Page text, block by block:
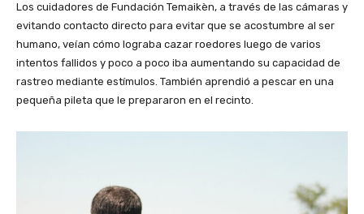
Los cuidadores de Fundación Temaikèn, a través de las cámaras y
evitando contacto directo para evitar que se acostumbre al ser
humano, veían cómo lograba cazar roedores luego de varios
intentos fallidos y poco a poco iba aumentando su capacidad de
rastreo mediante estímulos. También aprendió a pescar en una
pequeña pileta que le prepararon en el recinto.